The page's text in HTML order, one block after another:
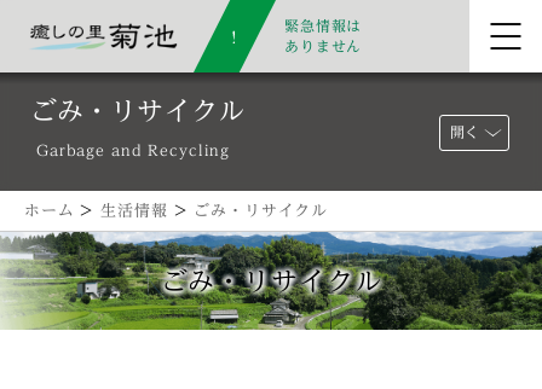
緊急情報は
ありません
ごみ・リサイクル
Garbage and Recycling
開く
ホーム >生活情報 > ごみ・リサイクル
ごみ・リサイクル